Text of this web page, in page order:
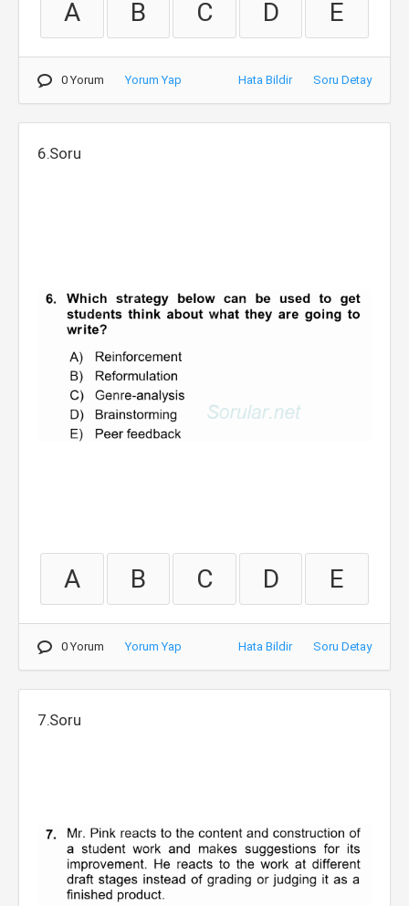
A B C D E
0 Yorum Yorum Yap Hata Bildir Soru Detay
6.Soru
A B C D E
0 Yorum Yorum Yap Hata Bildir Soru Detay
7.Soru